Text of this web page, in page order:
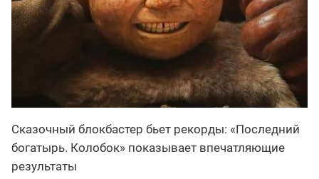
Сказочный блокбастер бьет рекорды: «Последний
богатырь. Колобок» показывает впечатляющие
результаты